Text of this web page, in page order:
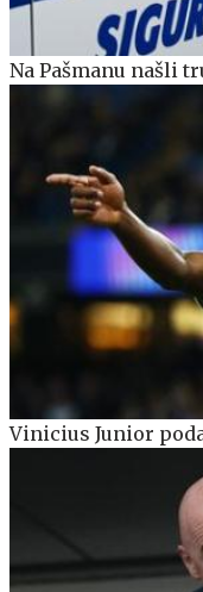
Na Pašmanu našli
Vinicius Junior